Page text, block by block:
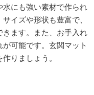
にも強い素材で作られ
イズや形状も豊富で、
ます。また、お手入れ
可能です。玄関マット
りましょう。